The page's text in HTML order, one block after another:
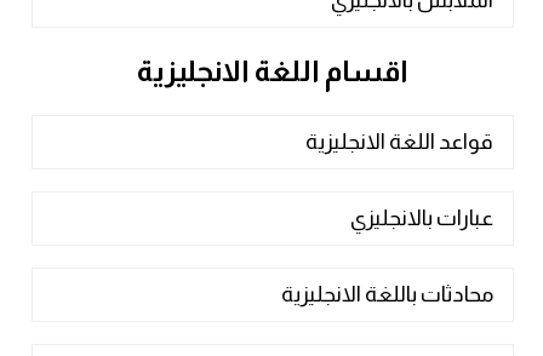
اقسام اللغة الانجليزية
قواعد اللغة الانجليزية
عبارات بالانجليزي
محادثات باللغة الانجليزية